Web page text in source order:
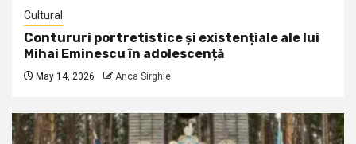
Cultural
Contururi portretistice și existențiale ale lui
Mihai Eminescu în adolescență
May 14, 2026 Anca Sirghie